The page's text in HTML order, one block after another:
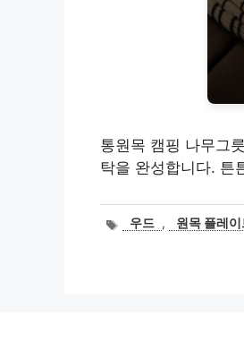
통원목 캠핑 나무그
탁을 완성합니다. 튼
태우드 , 원목 플레이